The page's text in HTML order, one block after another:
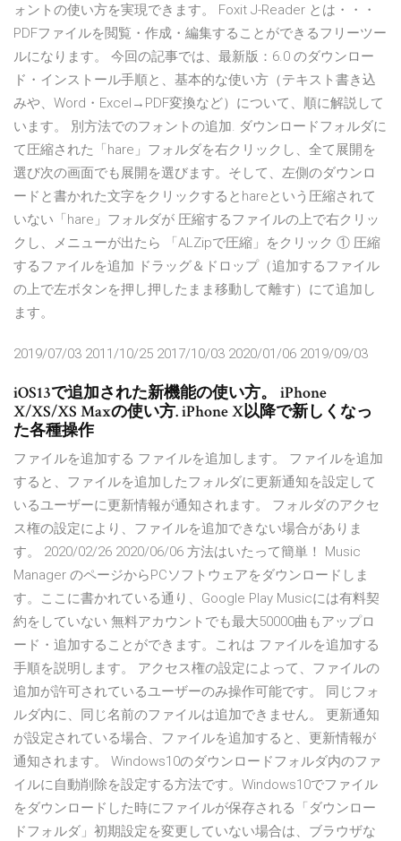
ォントの使い方を実現できます。 Foxit J-Reader とは・・・
PDFファイルを閲覧・作成・編集することができるフリーツー
ルになります。 今回の記事では、最新版：6.0 のダウンロー
ド・インストール手順と、基本的な使い方（テキスト書き込
みや、Word・Excel→PDF変換など）について、順に解説して
います。 別方法でのフォントの追加. ダウンロードフォルダに
て圧縮された「hare」フォルダを右クリックし、全て展開を
選び次の画面でも展開を選びます。そして、左側のダウンロ
ードと書かれた文字をクリックするとhareという圧縮されて
いない「hare」フォルダが 圧縮するファイルの上で右クリッ
クし、メニューが出たら 「ALZipで圧縮」をクリック ① 圧縮
するファイルを追加 ドラッグ＆ドロップ（追加するファイル
の上で左ボタンを押し押したまま移動して離す）にて追加し
ます。
2019/07/03 2011/10/25 2017/10/03 2020/01/06 2019/09/03
iOS13で追加された新機能の使い方。 iPhone
X/XS/XS Maxの使い方. iPhone X以降で新しくなっ
た各種操作
ファイルを追加する ファイルを追加します。 ファイルを追加
すると、ファイルを追加したフォルダに更新通知を設定して
いるユーザーに更新情報が通知されます。 フォルダのアクセ
ス権の設定により、ファイルを追加できない場合がありま
す。 2020/02/26 2020/06/06 方法はいたって簡単！ Music
Manager のページからPCソフトウェアをダウンロードしま
す。ここに書かれている通り、Google Play Musicには有料契
約をしていない 無料アカウントでも最大50000曲もアップロ
ード・追加することができます。これは ファイルを追加する
手順を説明します。 アクセス権の設定によって、ファイルの
追加が許可されているユーザーのみ操作可能です。 同じフォ
ルダ内に、同じ名前のファイルは追加できません。 更新通知
が設定されている場合、ファイルを追加すると、更新情報が
通知されます。 Windows10のダウンロードフォルダ内のファ
イルに自動削除を設定する方法です。Windows10でファイル
をダウンロードした時にファイルが保存される「ダウンロー
ドフォルダ」初期設定を変更していない場合は、ブラウザな